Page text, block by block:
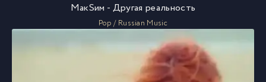
МакSим - Другая реальность
Pop / Russian Music